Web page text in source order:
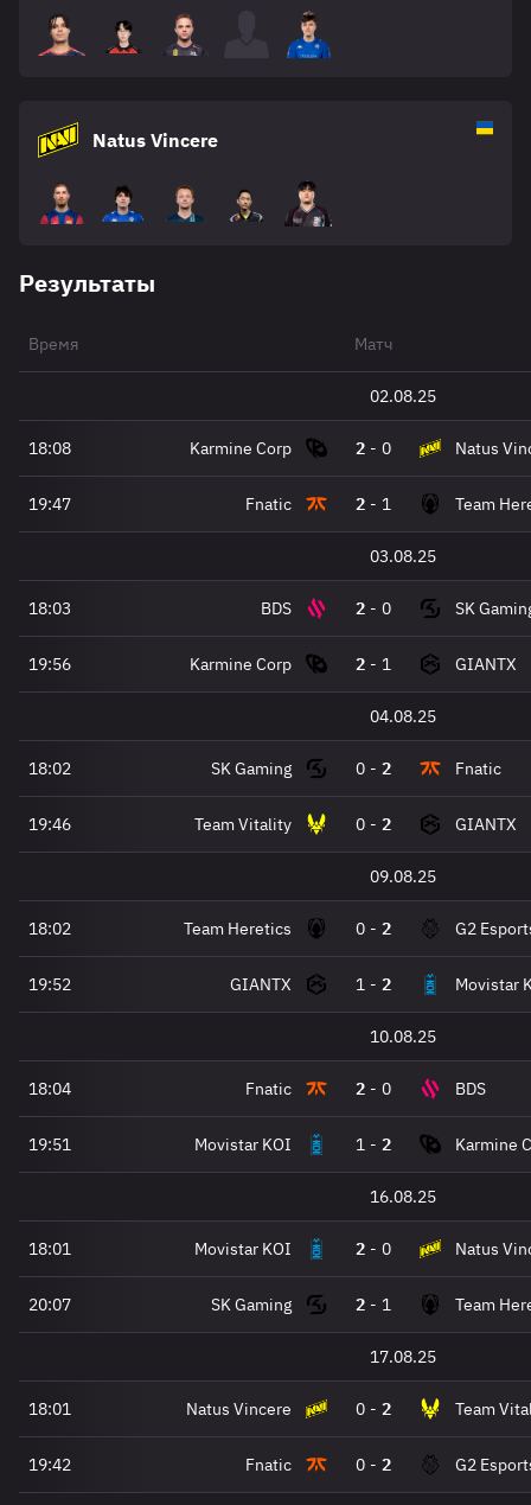
Natus Vincere
Результаты
Время Матч
02.08.25
18:08 Karmine Corp 2 - 0 Natus
19:47 Fnatic 2 - 1 Team
03.08.25
18:03 BDS 2 - 0 SK
19:56 Karmine Corp 2 - 1 GIANTX
04.08.25
18:02 SK Gaming 0 - 2 Fnatic
19:46 Team Vitality 0 - 2 GIANTX
09.08.25
18:02 Team Heretics 0 - 2 G2
19:52 GIANTX 1 - 2 Movistar
10.08.25
18:04 Fnatic 2 - 0 BDS
19:51 Movistar KOI 1 - 2 Karmine
16.08.25
18:01 Movistar KOI 2 - 0 Natus
20:07 SK Gaming 2 - 1 Team
17.08.25
18:01 Natus Vincere 0 - 2 Team
19:42 Fnatic 0 - 2 G2